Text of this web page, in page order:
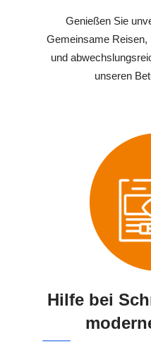
Genießen Sie
Gemeinsame Reisen,
und
unseren
Hilfe bei